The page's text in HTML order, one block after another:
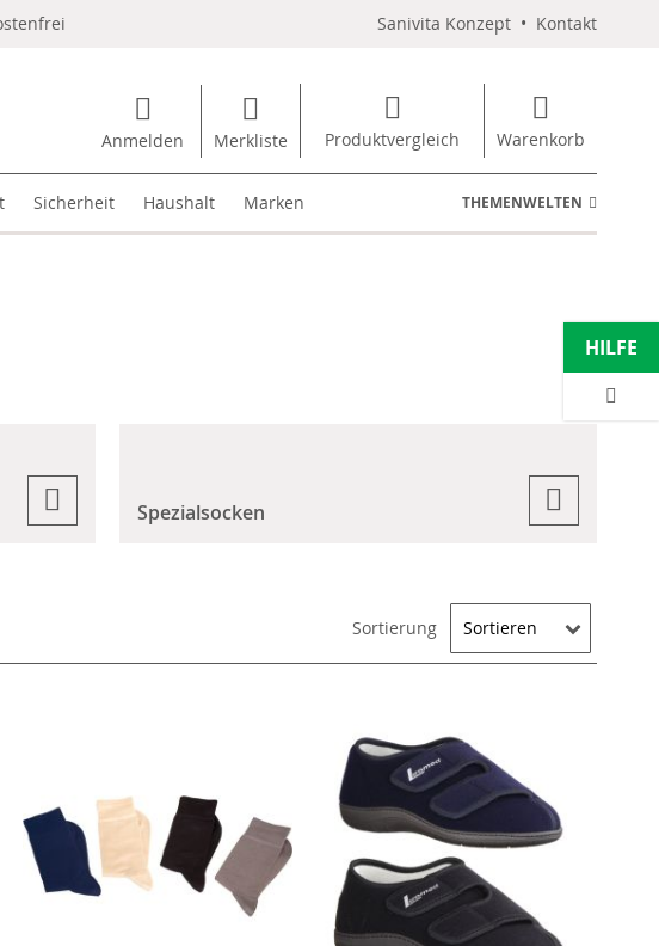
Sanivita Konzept • Kontakt
Anmelden Merkliste Produktvergleich Warenkorb
Sicherheit Haushalt Marken THEMENWELTEN
Spezialsocken
Sortierung
HILFE